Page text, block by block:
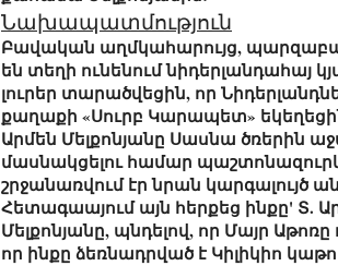
Նախապատմություն
Բավական աղմկահարույց,
են տեղի ունենում նիդերլանդահայ
լուրեր տարածվեցին, որ
քաղաքի «Սուրբ Կարապետ»
Արմեն Մելքոնյանը Սասնա ծռերին
մասնակցելու համար
շրջանառվում էր նրան կարգալույծ
Հետագաայում այն հերքեց ինքը' Տ.
Մելքոնյանը, պնդելով, որ Մայր
որ ինքը ձեռնադրված է Կիլիկիո